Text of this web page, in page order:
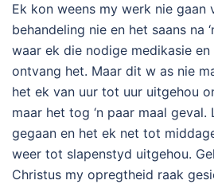
Ek kon weens my werk nie gaan
behandeling nie en het saans na
waar ek die nodige medikasie
ontvang het. Maar dit w as nie
het ek van uur tot uur uitgehou
maar het tog ‘n paar maal
gegaan en het ek net tot
weer tot slapenstyd uitgehou.
Christus my opregtheid raak